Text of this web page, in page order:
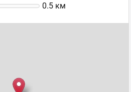
0.5 км